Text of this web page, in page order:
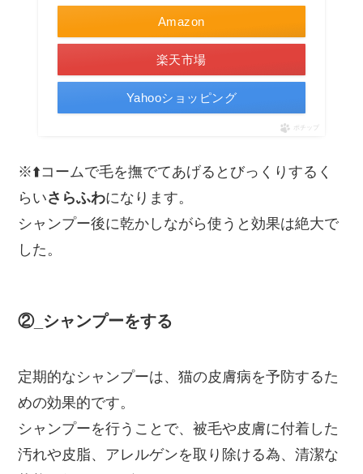
Amazon
楽天市場
Yahooショッピング
ポチップ
※⬆️コームで毛を撫でてあげるとびっくりするく
らいさらふわになります。
シャンプー後に乾かしながら使うと効果は絶大で
した。
②_シャンプーをする
定期的なシャンプーは、猫の皮膚病を予防するた
めの効果的です。
シャンプーを行うことで、被毛や皮膚に付着した
汚れや皮脂、アレルゲンを取り除ける為、清潔な